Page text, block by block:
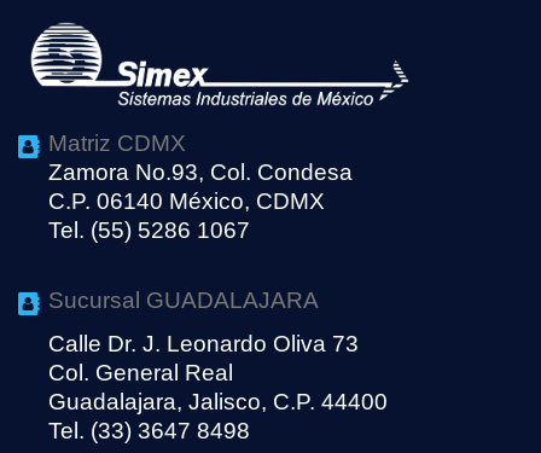
Matriz CDMX
Zamora No.93, Col. Condesa
C.P. 06140 México, CDMX
Tel. (55) 5286 1067
Sucursal GUADALAJARA
Calle Dr. J. Leonardo Oliva 73
Col. General Real
Guadalajara, Jalisco, C.P. 44400
Tel. (33) 3647 8498